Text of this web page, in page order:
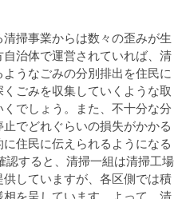
掃事業からは数々の歪みが生
治体で運営されていれば、清
うなごみの分別排出を住民に
ごみを収集していくような取
でしょう。また、不十分な分
でどれぐらいの損失がかかる
住民に伝えられるようになる
すると、清掃一組は清掃工場
していますが、各区側では積